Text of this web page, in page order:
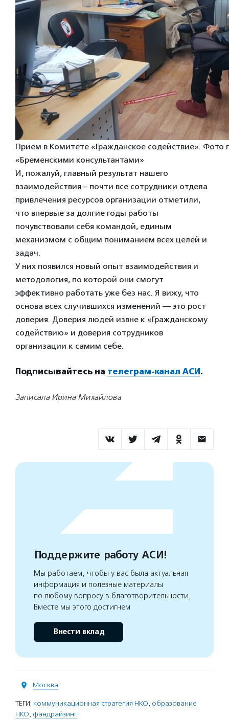
Прием в Комитете «Гражданское содействие». Фото
«Бременскими консультантами»
И, пожалуй, главный результат нашего
взаимодействия – почти все сотрудники отдела
привлечения ресурсов организации отметили,
что впервые за долгие годы работы
почувствовали себя командой, единым
механизмом с общим пониманием всех целей и
задач.
У них появился новый опыт взаимодействия и
методология, по которой они смогут
эффективно работать уже без нас. Я вижу, что
основа всех случившихся изменений — это рост
доверия. Доверия людей извне к «Гражданскому
содействию» и доверия сотрудников
организации к самим себе.
Подписывайтесь на телеграм-канал АСИ .
Записала Ирина Михайлова
Поддержите работу АСИ!
Мы работаем, чтобы у вас была актуальная
информация и полезные материалы
по любому вопросу в благотворительности.
Вместе мы этого достигнем
Внести вклад
Москва
ТЕГИ: коммуникационная стратегия НКО, образование
НКО, фандрайзинг